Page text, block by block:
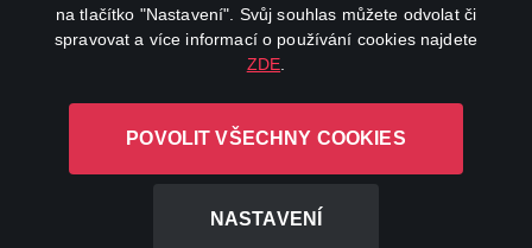
na tlačítko "Nastavení". Svůj souhlas můžete odvolat či
spravovat a více informací o používání cookies najdete
ZDE
POVOLIT VŠECHNY COOKIES
NASTAVENÍ
L-1246 Luxembourg R.C.S.